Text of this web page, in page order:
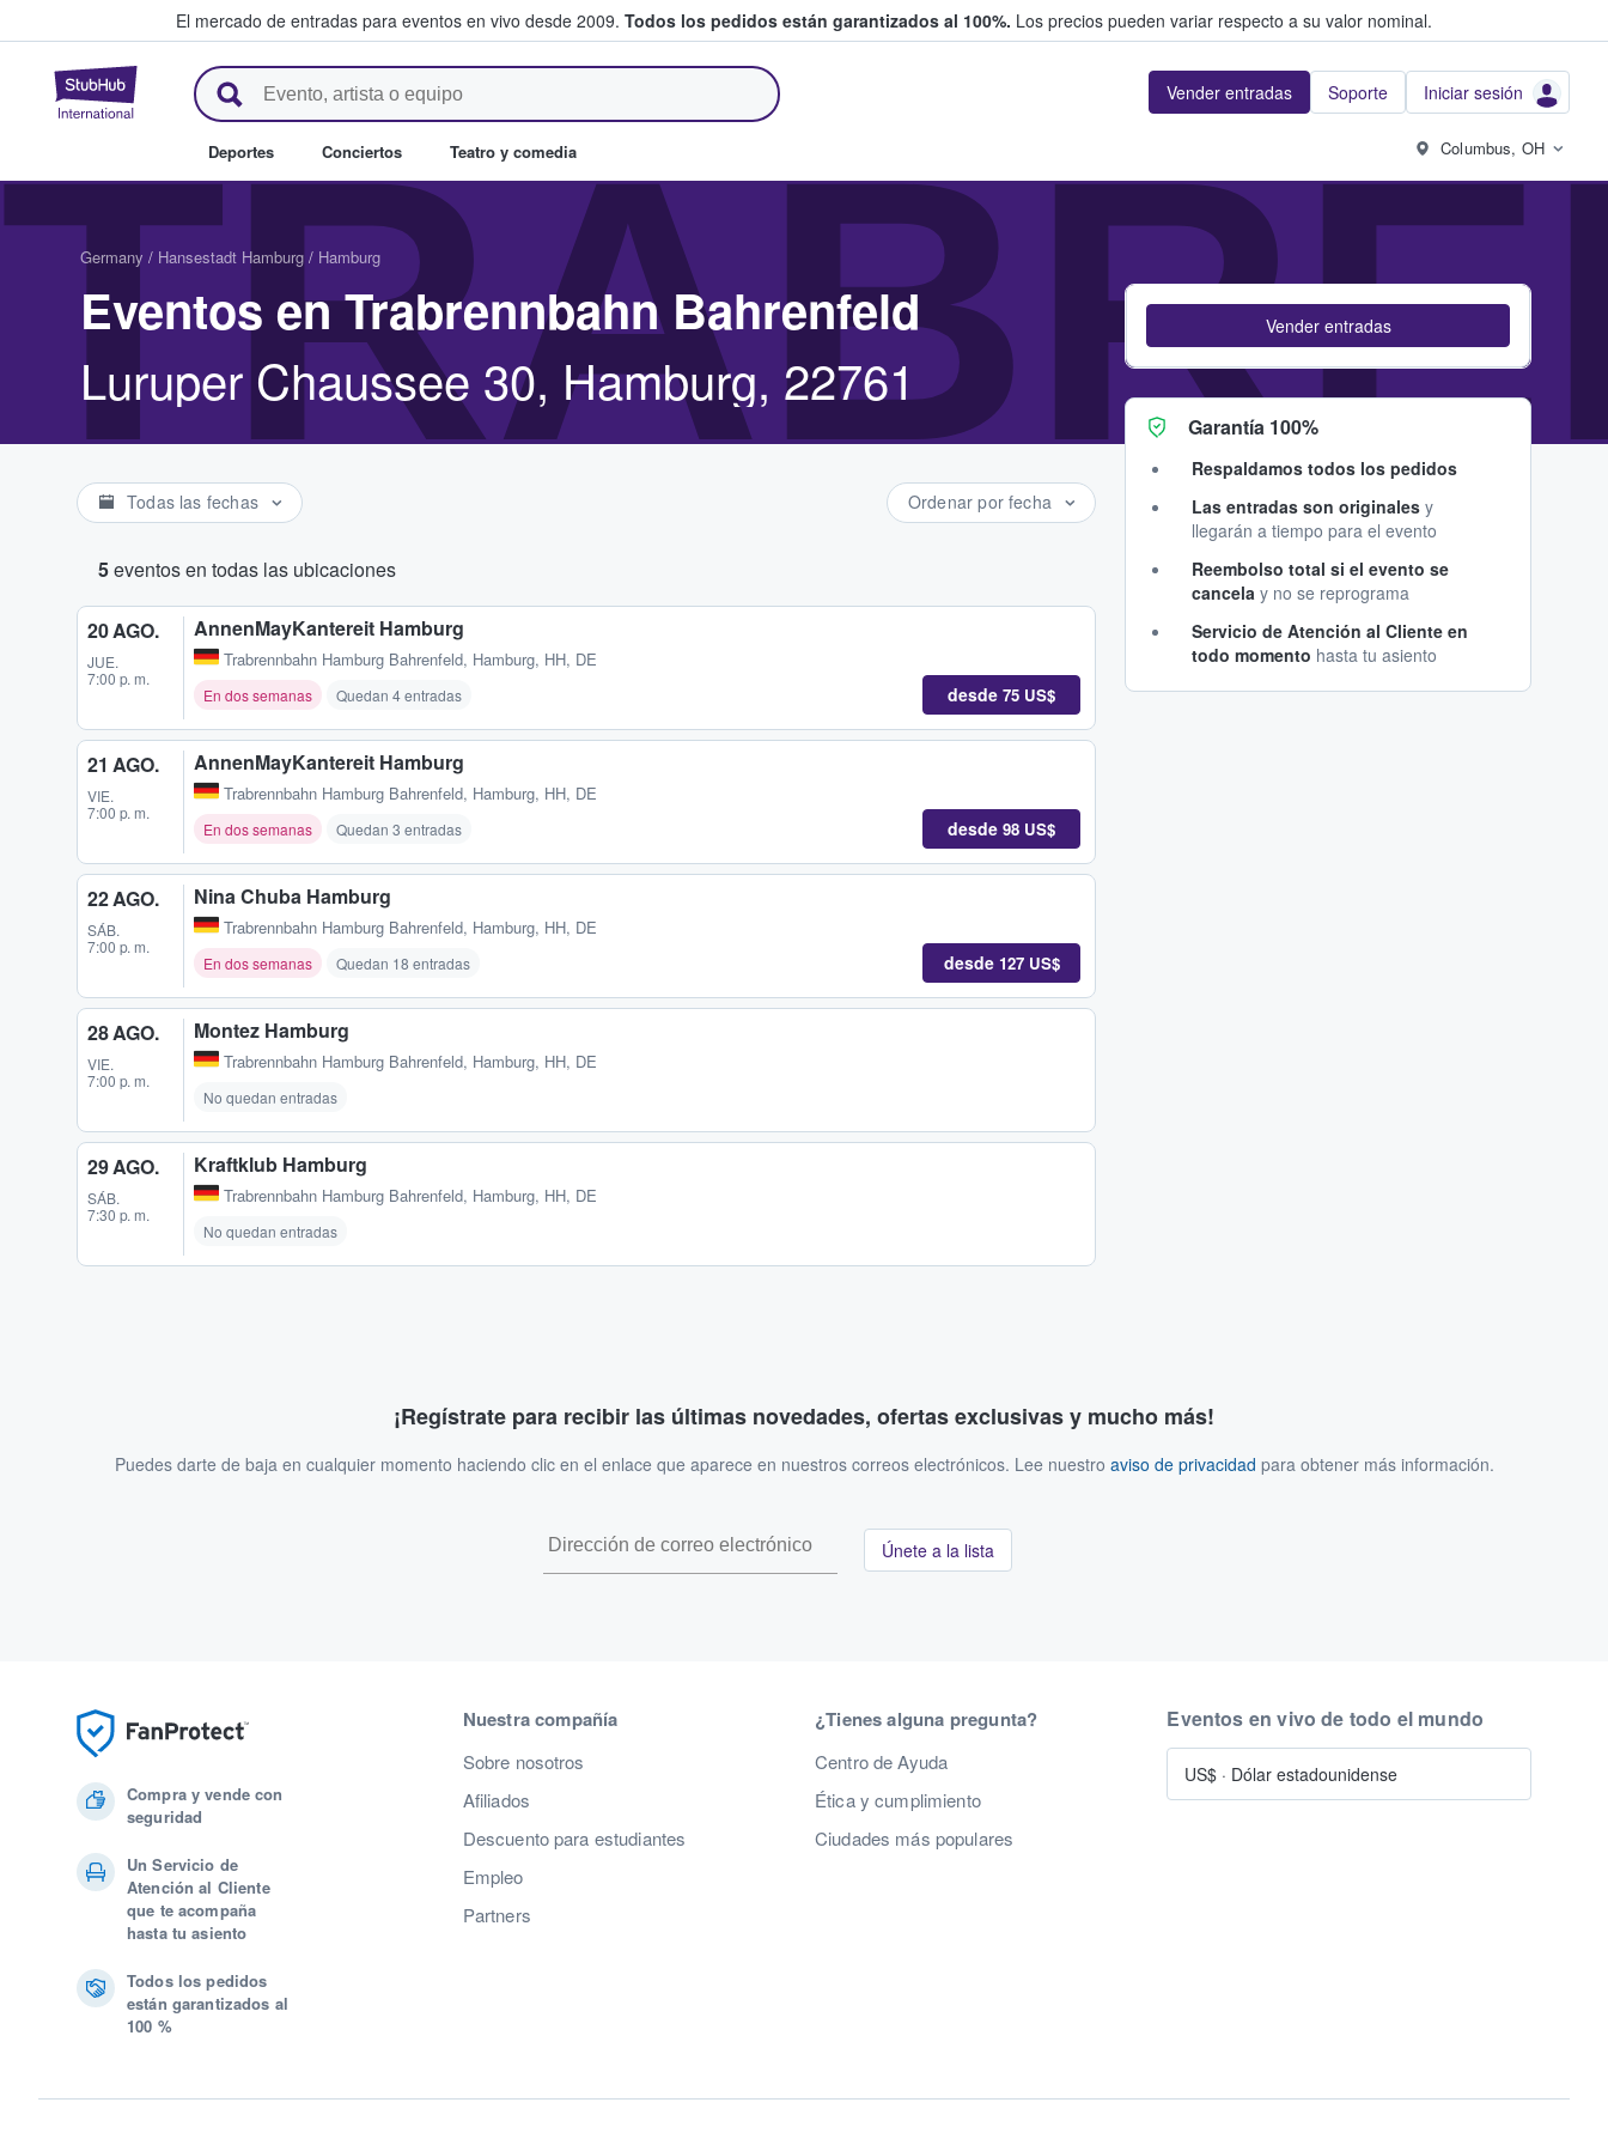
El mercado de entradas para eventos en vivo desde 2009. Todos los pedidos están garantizados al 100%. Los precios pueden variar respecto a su valor nominal.
StubHub: compra y venta de entradas entre fans Vender entradas Soporte Iniciar sesión
Deportes Conciertos Teatro y comedia Columbus, OH
Germany / Hansestadt Hamburg / Hamburg
Eventos en Trabrennbahn Bahrenfeld
Luruper Chaussee 30, Hamburg, 22761
Todas las fechas Ordenar por fecha
5eventos en todas las ubicaciones
20 AGO.
JUE.
7:00 p. m.
AnnenMayKantereit Hamburg
Trabrennbahn Hamburg Bahrenfeld, Hamburg, HH, DE
En dos semanas Quedan 4 entradas desde 75 US$
21 AGO.
VIE.
7:00 p. m.
AnnenMayKantereit Hamburg
Trabrennbahn Hamburg Bahrenfeld, Hamburg, HH, DE
En dos semanas Quedan 3 entradas desde 98 US$
22 AGO.
SÁB.
7:00 p. m.
Nina Chuba Hamburg
Trabrennbahn Hamburg Bahrenfeld, Hamburg, HH, DE
En dos semanas Quedan 18 entradas desde 127 US$
28 AGO.
VIE.
7:00 p. m.
Montez Hamburg
Trabrennbahn Hamburg Bahrenfeld, Hamburg, HH, DE
No quedan entradas
29 AGO.
SÁB.
7:30 p. m.
Kraftklub Hamburg
Trabrennbahn Hamburg Bahrenfeld, Hamburg, HH, DE
No quedan entradas
Vender entradas
Garantía 100%
Respaldamos todos los pedidos
Las entradas son originales y
llegarán a tiempo para el evento
Reembolso total si el evento se
cancela y no se reprograma
Servicio de Atención al Cliente en
todo momento hasta tu asiento
¡Regístrate para recibir las últimas novedades, ofertas exclusivas y mucho más!
Puedes darte de baja en cualquier momento haciendo clic en el enlace que aparece en nuestros correos electrónicos. Lee nuestro aviso de privacidad para obtener más información.
Únete a la lista
Compra y vende con
seguridad
Un Servicio de
Atención al Cliente
que te acompaña
hasta tu asiento
Todos los pedidos
están garantizados al
100 %
Nuestra compañía
Sobre nosotros
Afiliados
Descuento para estudiantes
Empleo
Partners
¿Tienes alguna pregunta?
Centro de Ayuda
Ética y cumplimiento
Ciudades más populares
Eventos en vivo de todo el mundo
US$ · Dólar estadounidense